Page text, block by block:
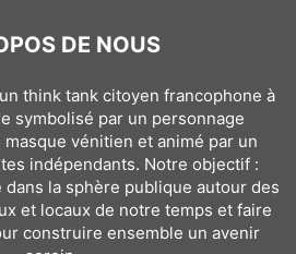
DE NOUS
think tank citoyen francophone à
symbolisé par un personnage
vénitien et animé par un
indépendants. Notre objectif :
la sphère publique autour des
et locaux de notre temps et faire
construire ensemble un avenir